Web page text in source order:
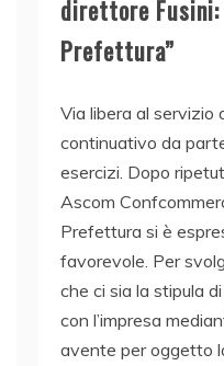
direttore
Prefettura”
Via libera al servizio
continuativo da
esercizi. Dopo
Ascom
Prefettura si è
favorevole. Per
che ci sia la stipula
con l’impresa
avente per oggetto